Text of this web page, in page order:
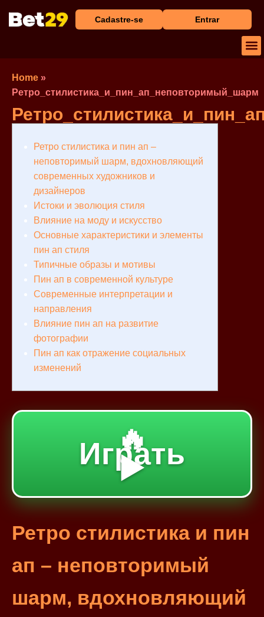
Cadastre-se Entrar
Home »
Ретро_стилистика_и_пин_ап_неповторимый_шарм
Ретро стилистика и пин ап –
неповторимый шарм, вдохновляющий
современных художников и
дизайнеров
Истоки и эволюция стиля
Влияние на моду и искусство
Основные характеристики и элементы
пин ап стиля
Типичные образы и мотивы
Пин ап в современной культуре
Современные интерпретации и
направления
Влияние пин ап на развитие
фотографии
Пин ап как отражение социальных
изменений
🔥
Играть
▶️
Ретро стилистика и пин
ап – неповторимый
шарм, вдохновляющий